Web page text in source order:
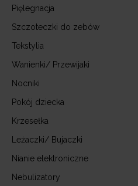
Pięlegnacja
Szczoteczki do zebów
Tekstylia
Wanienki/ Przewijaki
Nocniki
Pokój dziecka
Krzesełka
Leżaczki/ Bujaczki
Nianie elektroniczne
Nebulizatory